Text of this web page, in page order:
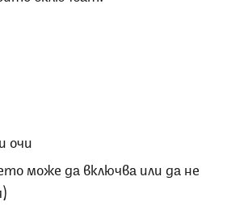
очи
може да включва или да не